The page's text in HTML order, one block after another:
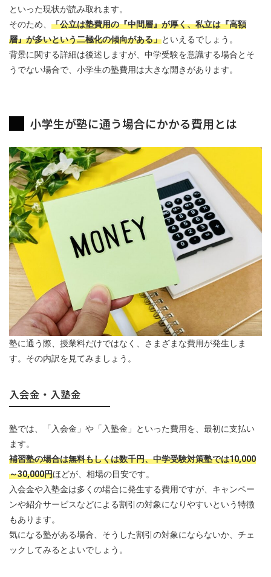
といった現状が読み取れます。
そのため、 「公立は塾費用の『中間層』が厚く、私立は『高額
層』が多いという二極化の傾向がある」といえるでしょう。
背景に関する詳細は後述しますが、中学受験を意識する場合とそ
うでない場合で、小学生の塾費用は大きな開きがあります。
小学生が塾に通う場合にかかる費用とは
塾に通う際、授業料だけではなく、さまざまな費用が発生しま
す。その内訳を見てみましょう。
入会金・入塾金
塾では、「入会金」や「入塾金」といった費用を、最初に支払い
ます。
補習塾の場合は無料もしくは数千円、中学受験対策塾では10,000
～30,000円ほどが、相場の目安です。
入会金や入塾金は多くの場合に発生する費用ですが、キャンペー
ンや紹介サービスなどによる割引の対象になりやすいという特徴
もあります。
気になる塾がある場合、そうした割引の対象にならないか、チェ
ックしてみるとよいでしょう。